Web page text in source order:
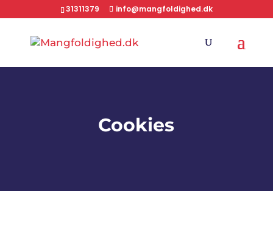
31311379 info@mangfoldighed.dk
Cookies